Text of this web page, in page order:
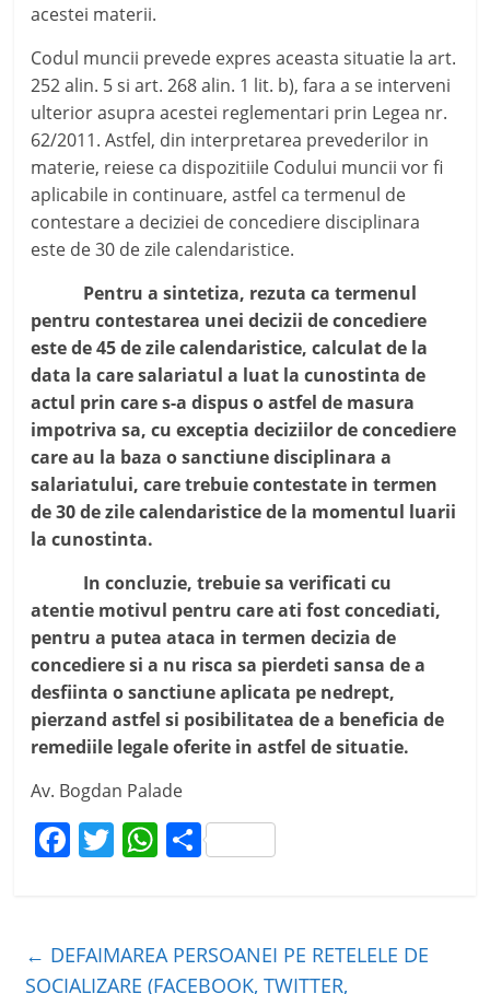
acestei materii.
Codul muncii prevede expres aceasta situatie la art.
252 alin. 5 si art. 268 alin. 1 lit. b), fara a se interveni
ulterior asupra acestei reglementari prin Legea nr.
62/2011. Astfel, din interpretarea prevederilor in
materie, reiese ca dispozitiile Codului muncii vor fi
aplicabile in continuare, astfel ca termenul de
contestare a deciziei de concediere disciplinara
este de 30 de zile calendaristice.
Pentru a sintetiza, rezuta ca termenul
pentru contestarea unei decizii de concediere
este de 45 de zile calendaristice, calculat de la
data la care salariatul a luat la cunostinta de
actul prin care s-a dispus o astfel de masura
impotriva sa, cu exceptia deciziilor de concediere
care au la baza o sanctiune disciplinara a
salariatului, care trebuie contestate in termen
de 30 de zile calendaristice de la momentul luarii
la cunostinta.
In concluzie, trebuie sa verificati cu
atentie motivul pentru care ati fost concediati,
pentru a putea ataca in termen decizia de
concediere si a nu risca sa pierdeti sansa de a
desfiinta o sanctiune aplicata pe nedrept,
pierzand astfel si posibilitatea de a beneficia de
remediile legale oferite in astfel de situatie.
Av. Bogdan Palade
F
e
b
T
er
W
s
A
P
je
a
← DEFAIMAREA PERSOANEI PE RETELELE DE
SOCIALIZARE (FACEBOOK, TWITTER,